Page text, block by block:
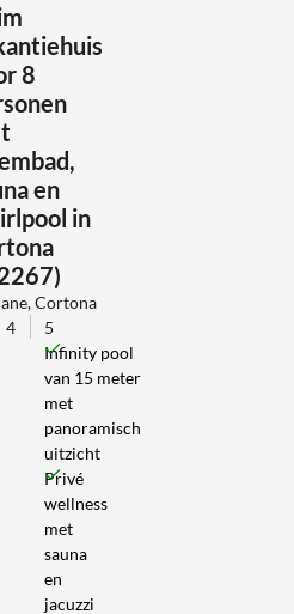
8
en
in
Cortona
4
5
Infinity pool
van 15 meter
met
panoramisch
uitzicht
Privé
wellness
met
sauna
en
jacuzzi